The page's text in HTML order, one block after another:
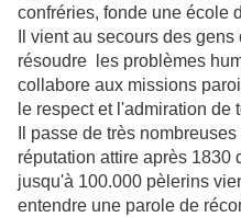
confréries, fonde une école
Il vient au secours des
résoudre les problèmes
collabore aux missions
le respect et l'admiration de
Il passe de très
réputation attire après 1830
jusqu'à 100.000 pèlerins
entendre une parole de